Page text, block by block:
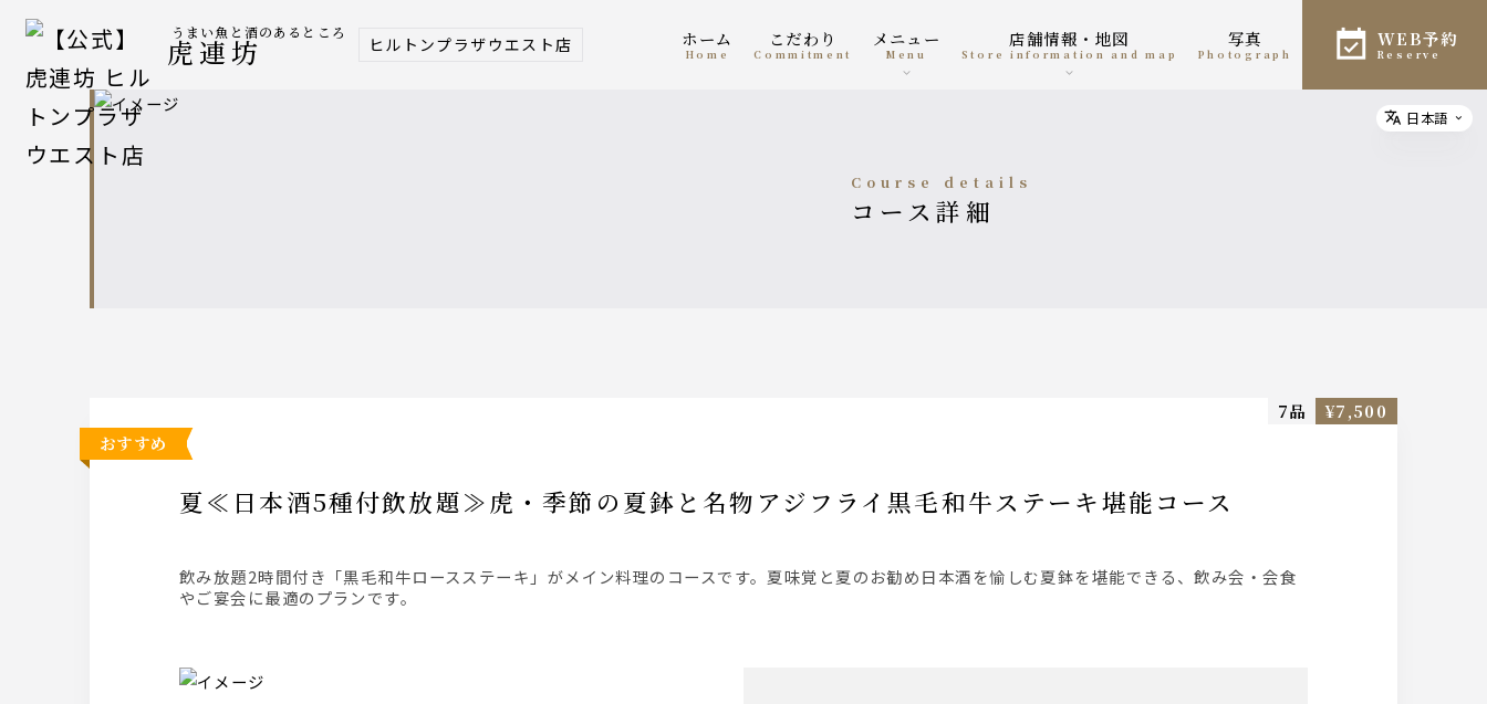
うまい魚と酒のあるところ
虎連坊 ヒルトンプラザウエスト店 ホーム
home
こだわり
Commitment
メニュー
menu
店舗情報・地図
Store information and map
写真
photograph
WEB予約
reserve
course details
コース詳細
おすすめ
夏≪日本酒5種付飲放題≫虎・季節の夏鉢と名物アジフライ黒毛和牛ステーキ堪能コース
飲み放題2時間付き「黒毛和牛ロースステーキ」がメイン料理のコースです。夏味覚と夏のお勧め日本酒を愉しむ夏鉢を堪能できる、飲み会・会食
やご宴会に最適のプランです。
7品 ¥7,500
Select
日本語